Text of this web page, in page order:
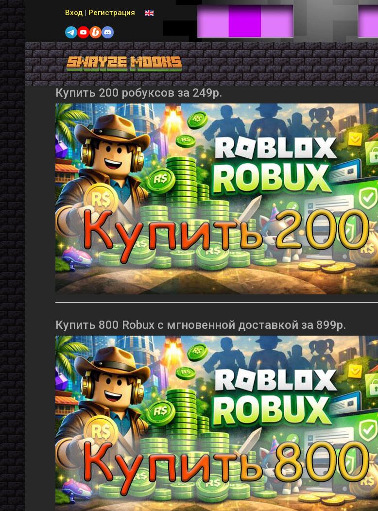
Вход | Регистрация Выберите язык
Купить 200 робуксов за 249р.
Купить 800 Robux с мгновенной доставкой за 899р.